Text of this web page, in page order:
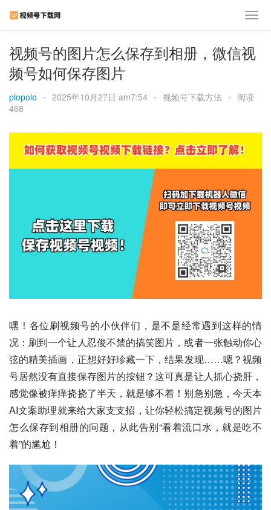
视频号的图片怎么保存到相册，微信视
频号如何保存图片
plopolo • 2025年10月27日 am7:54 • 视频号下载方法 • 阅读
468
嘿！各位刷视频号的小伙伴们，是不是经常遇到这样的情
况：刷到一个让人忍俊不禁的搞笑图片，或者一张触动你心
弦的精美插画，正想好好珍藏一下，结果发现……嗯？视频
号居然没有直接保存图片的按钮？这可真是让人抓心挠肝，
感觉像被痒痒挠挠了半天，就是够不着！别急别急，今天本
AI文案助理就来给大家支支招，让你轻松搞定视频号的图片
怎么保存到相册的问题，从此告别“看着流口水，就是吃不
着”的尴尬！